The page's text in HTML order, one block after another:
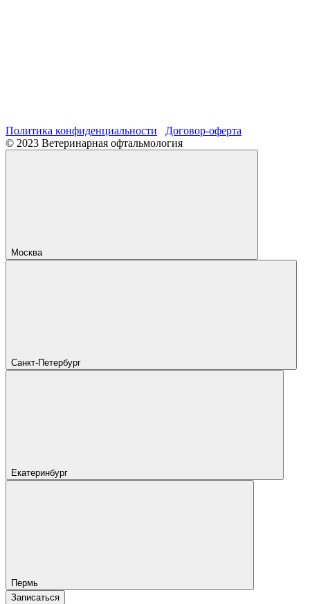
Политика конфиденциальности
Договор-оферта
© 2023 Ветеринарная офтальмология
Москва
Санкт-Петербург
Екатеринбург
Пермь
Записаться